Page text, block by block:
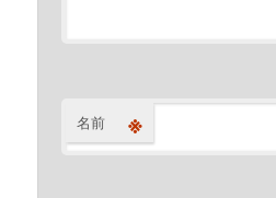
名前 ※